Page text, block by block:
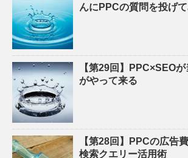
んにPPCの質問を投げ
【第29回】PPC×SEO
がやって来る
【第28回】PPCの広告
検索クエリー活用術